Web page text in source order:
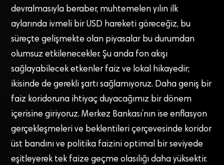
devralmasıyla beraber, muhtemelen yılın ilk
aylarında ivmeli bir USD hareketi göreceğiz, bu
süreçte gelişmekte olan piyasalar bu durumdan
olumsuz etkilenecekler. Şu anda fon akışı
sağlayabilecek etkenler faiz ve lokal hikayedir;
ikisinde de gerekli şartı sağlamıyoruz. Daha geniş bir
faiz koridoruna ihtiyaç duyacağımız bir dönem
içerisine giriyoruz. Merkez Bankası’nın ise enflasyon
gerçekleşmeleri ve beklentileri çerçevesinde koridor
üst bandını ve politika faizini optimal bir seviyede
eşitleyerek tek faize geçme olasılığı daha yüksektir.